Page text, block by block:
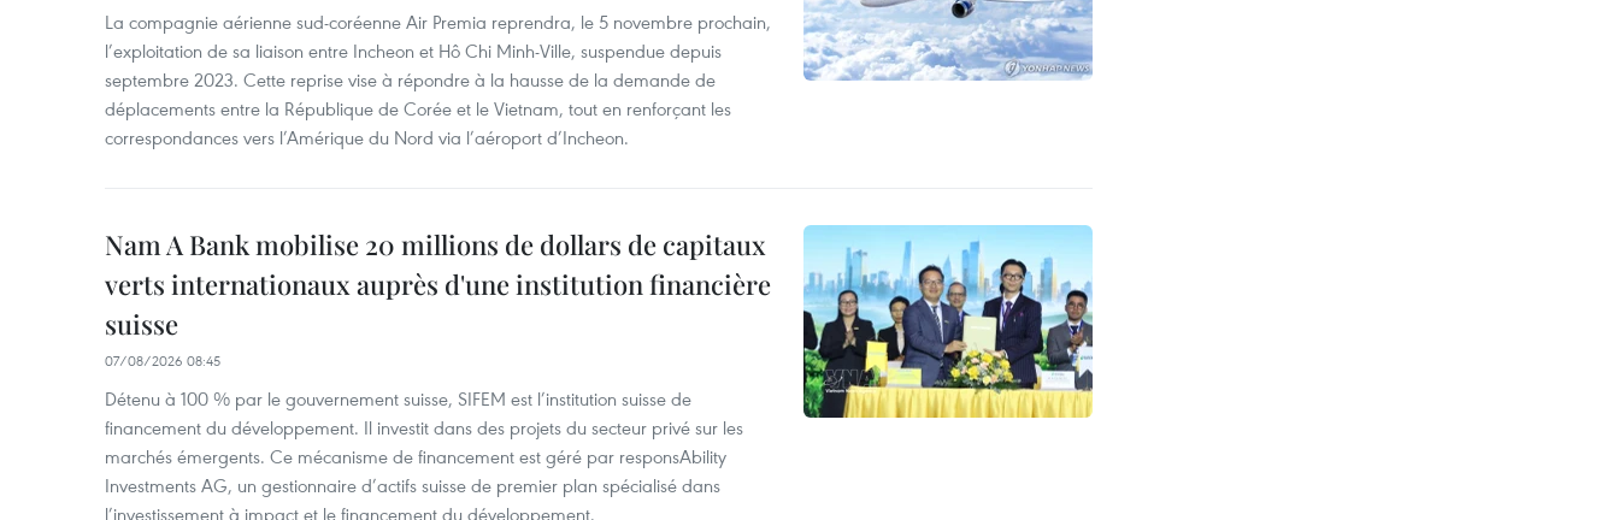
La compagnie aérienne sud-coréenne Air Premia reprendra, le 5 novembre prochain,
l’exploitation de sa liaison entre Incheon et Hô Chi Minh-Ville, suspendue depuis
septembre 2023. Cette reprise vise à répondre à la hausse de la demande de
déplacements entre la République de Corée et le Vietnam, tout en renforçant les
correspondances vers l’Amérique du Nord via l’aéroport d’Incheon.
Nam A Bank mobilise 20 millions de dollars de capitaux
verts internationaux auprès d'une institution financière
suisse
07/08/2026 08:45
Détenu à 100 % par le gouvernement suisse, SIFEM est l’institution suisse de
financement du développement. Il investit dans des projets du secteur privé sur les
marchés émergents. Ce mécanisme de financement est géré par responsAbility
Investments AG, un gestionnaire d’actifs suisse de premier plan spécialisé dans
l’investissement à impact et le financement du développement.